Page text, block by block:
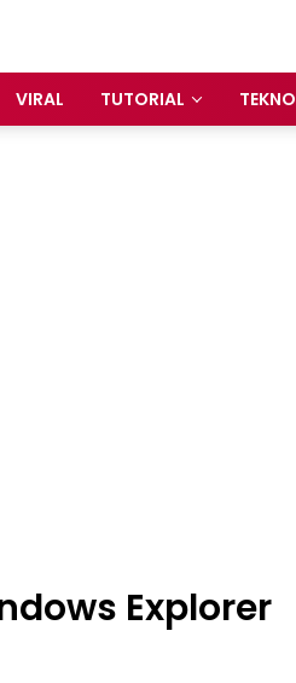
VIRAL TUTORIAL TEKNO
Explorer